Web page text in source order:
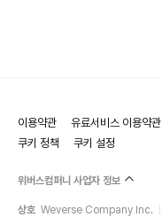
이용약관 유료서비스 이용약관
쿠키 정책
쿠키 설정
위버스컴퍼니 사업자 정보
상호 Weverse Company Inc.